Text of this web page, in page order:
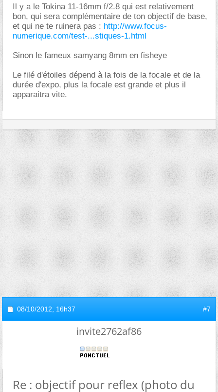
Il y a le Tokina 11-16mm f/2.8 qui est relativement
bon, qui sera complémentaire de ton objectif de base,
et qui ne te ruinera pas : http://www.focus-
numerique.com/test-...stiques-1.html
Sinon le fameux samyang 8mm en fisheye
Le filé d'étoiles dépend à la fois de la focale et de la
durée d'expo, plus la focale est grande et plus il
apparaitra vite.
08/10/2012, 16h37 #7
invite2762af86
Re : objectif pour reflex (photo du